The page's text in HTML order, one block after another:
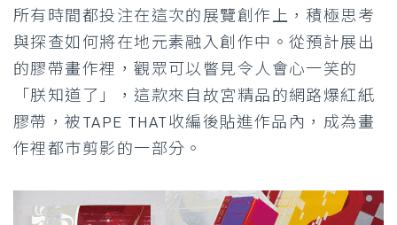
所有時間都投注在這次的展覽創作上，積極思考
與探查如何將在地元素融入創作中。從預計展出
的膠帶畫作裡，觀眾可以瞥見令人會心一笑的
「朕知道了」，這款來自故宮精品的網路爆紅紙
膠帶，被TAPE THAT收編後貼進作品內，成為畫
作裡都市剪影的一部分。